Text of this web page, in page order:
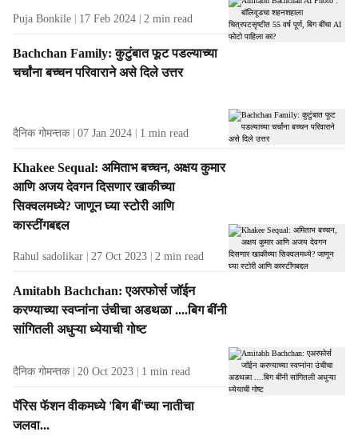
Puja Bonkile 17 Feb 2024 2 min read
Bachchan Family: कुटुंबात फूट पडल्याच्या
चर्चांना बच्चन परिवाराने असे दिले उत्तर
दैनिक गोमन्तक 07 Jan 2024 1 min read
Khakee Sequal: अमिताभ बच्चन, अक्षय कुमार
आणि अजय देवगन दिसणार खाकीच्या
सिक्वलमध्ये? जाणून घ्या स्टोरी आणि
कास्टींगबद्दल
Rahul sadolikar 27 Oct 2023 2 min read
Amitabh Bachchan: एअरफोर्स जॉईन
करण्याच्या स्वप्नांना उंचीचा अडथळा ....बिग बींनी
सांगितली अधुऱ्या ध्येयाची गोष्ट
दैनिक गोमन्तक 20 Oct 2023 1 min read
पॅरिस फॅशन वीकमध्ये 'बिग बीं'च्या नातीचा
जलवा...